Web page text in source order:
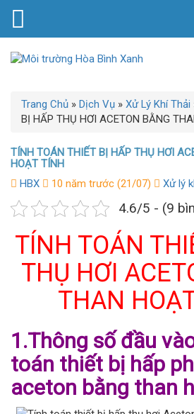
Trang Chủ » Dịch Vụ » Xử Lý Khí Thải
BỊ HẤP THỤ HƠI ACETON BẰNG
TÍNH TOÁN THIẾT BỊ HẤP THỤ HƠI
HOẠT TÍNH
HBX
10 năm trước (21/07) Xử lý
4.6/5 - (9
TÍNH TOÁN
THỤ HƠI
THAN
1.Thông số đầu
toán thiết bị hấp
aceton bằng than